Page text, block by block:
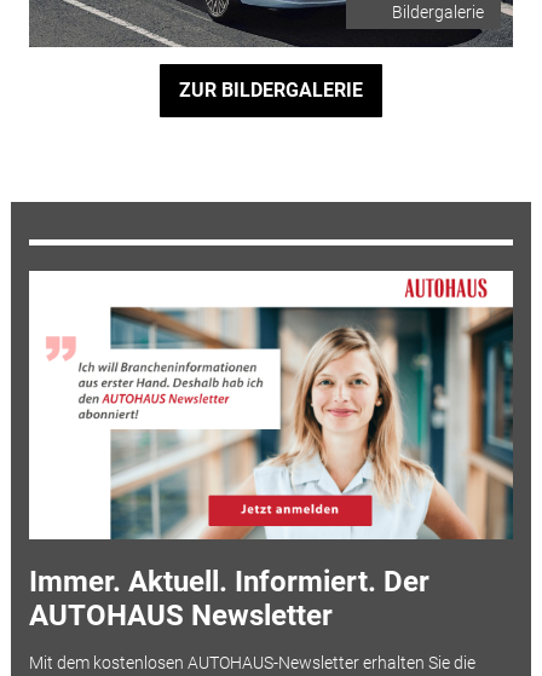
Bildergalerie
ZUR BILDERGALERIE
Immer. Aktuell. Informiert. Der
AUTOHAUS Newsletter
Mit dem kostenlosen AUTOHAUS-Newsletter erhalten Sie die